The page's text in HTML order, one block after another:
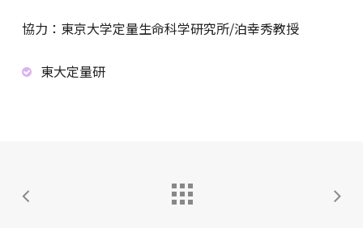
協力：東京大学定量生命科学研究所/泊幸秀教授
東大定量研